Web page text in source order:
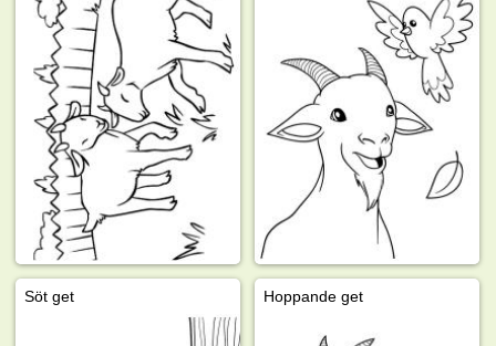
Söt get Hoppande get